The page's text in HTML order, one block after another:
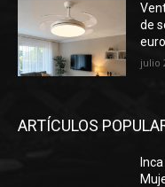
de
julio
ARTÍCULOS